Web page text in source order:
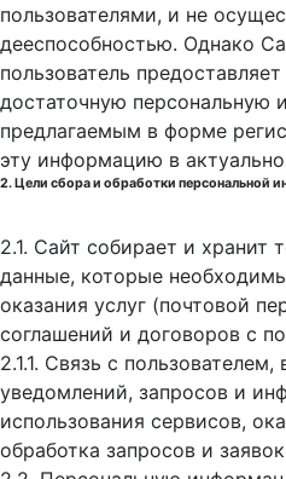
пользователями, и не
дееспособностью. Однако
пользователь
достаточную
предлагаемым в форме
эту информацию в
2. Цели сбора и обработки персональной
2.1. Сайт собирает и хранит
данные, которые
оказания услуг (почтовой
соглашений и договоров с
2.1.1. Связь с
уведомлений, запросов и
использования сервисов,
обработка запросов и